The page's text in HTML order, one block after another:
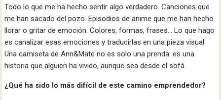
Todo lo que me ha hecho sentir algo verdadero. Canciones que
me han sacado del pozo. Episodios de anime que me han hecho
llorar o gritar de emoción. Colores, formas, frases… Lo que hago
es canalizar esas emociones y traducirlas en una pieza visual.
Una camiseta de Ann&Mate no es solo una prenda: es una
historia que alguien ha vivido, aunque sea desde el sofá.
¿Qué ha sido lo más difícil de este camino emprendedor?